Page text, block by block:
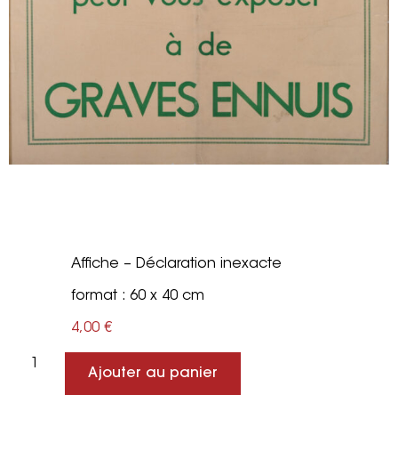
Affiche – Déclaration inexacte
format : 60 x 40 cm
4,00 €
Ajouter au panier